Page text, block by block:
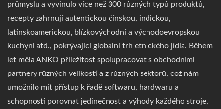
průmyslu a vyvinulo více než 300 různých typů produktů,
recepty zahrnují autentickou čínskou, indickou,
latinskoamerickou, blízkovýchodní a východoevropskou
kuchyni atd., pokrývající globální trh etnického jídla. Během
let měla ANKO příležitost spolupracovat s obchodními
partnery různých velikostí a z různých sektorů, což nám
umožnilo mít přístup k řadě softwaru, hardwaru a
schopnosti porovnat jedinečnost a výhody každého stroje,